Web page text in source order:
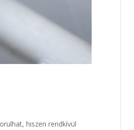
hiszen rendkívül